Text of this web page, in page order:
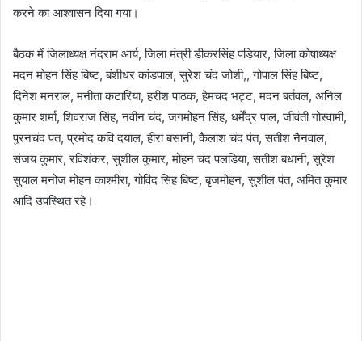
करने का आश्वासन दिया गया।
बैठक में जिलाध्यक्ष नंदराम आर्य, जिला मंत्री डीकरसिंह पडियार, जिला कोषाध्यक्ष
मदन मोहन सिंह बिष्ट, बंशीधर कांडपाल, सुरेश चंद जोशी,, गोपाल सिंह बिष्ट,
दिनेश मनराल, मनीता कटारिया, हरीश पाठक, हेमचंद भट्ट, मदन बर्तवल, अनिल
कुमार शर्मा, शिवराज सिंह, नवीन चंद, जगमोहन सिंह, धर्मेंद्र पाल, जीवंती गोस्वामी,
पुरनचंद पंत, प्रमोद कवि दयाल, हीरा बसानी, कैलाश चंद पंत, सतीश नैनवाल,
संजय कुमार, रविशंकर, सुशील कुमार, मोहन चंद पलडिया, सतीश बधानी, सुरेश
सुयाल मनोज मोहन काश्मीरा, गोविंद सिंह बिष्ट, बृजमोहन, सुशील पंत, अमित कुमार
आदि उपस्थित रहे।